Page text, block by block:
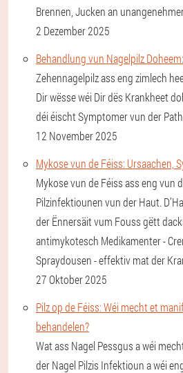
Brennen, Jucken an
2 Dezember 2025
Behandlung vun Nagelpilz
Zehennagelpilz ass eng zimlech
Dir wësse wéi Dir dës Krankheet
déi éischt Symptomer vun der
12 November 2025
Mykose vun de Féiss: Ursaachen,
Mykose vun de Féiss ass eng vun
Pilzinfektiounen vun der Haut.
der Ënnersäit vum Fouss gëtt
antimykotesch Medikamenter -
Spraydousen - effektiv mat der
27 Oktober 2025
Pilz op de Féiss: Wéi mecht et
behandelen?
Wat ass Nagel Pessgus a wéi
der Nagel Pilzis Infektioun a wéi